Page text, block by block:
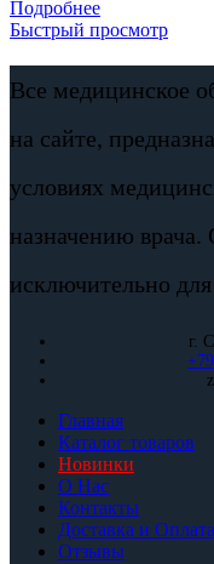
Подробнее
Быстрый просмотр
Все медицинское
на сайте,
условиях
назначению
исключительно
г.
Главная
Каталог товаров
Новинки
О Нас
Контакты
Доставка и Оплата
Отзывы